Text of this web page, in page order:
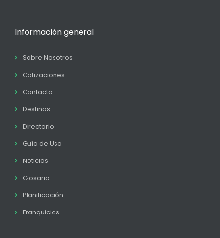
Información general
Sobre Nosotros
Cotizaciones
Contacto
Destinos
Directorio
Guía de Uso
Noticias
Glosario
Planificación
Franquicias